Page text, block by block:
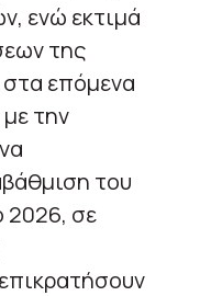
ενώ εκτιμά
της
στα επόμενα
την
του
2026, σε